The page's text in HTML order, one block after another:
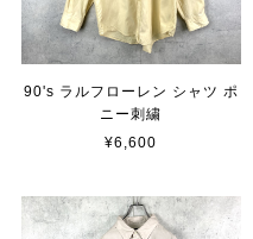
90's ラルフローレン シャツ ポ
ニー刺繍
¥6,600